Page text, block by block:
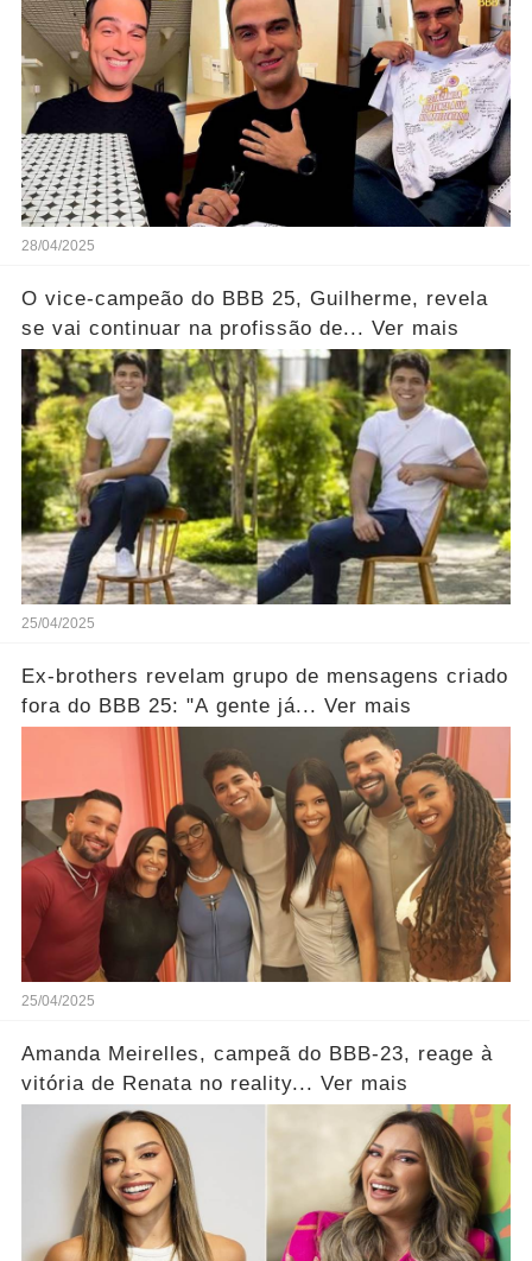
28/04/2025
O vice-campeão do BBB 25, Guilherme, revela
se vai continuar na profissão de... Ver mais
25/04/2025
Ex-brothers revelam grupo de mensagens criado
fora do BBB 25: "A gente já... Ver mais
25/04/2025
Amanda Meirelles, campeã do BBB-23, reage à
vitória de Renata no reality... Ver mais